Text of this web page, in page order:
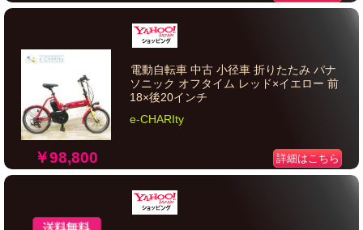
￥98,800
電動自転車 中古 小径車 折りたたみ パナ
ソニック オフタイム レッド×イエロー 前
18×後20インチ
e-CHARIty
詳細はこちら